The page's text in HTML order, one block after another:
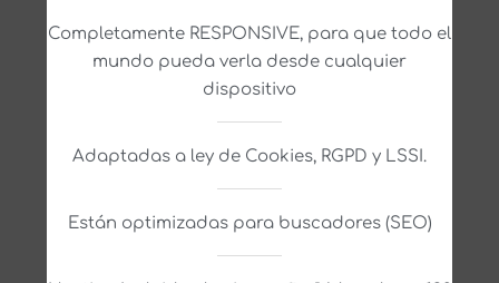
Completamente RESPONSIVE, para que todo el
mundo pueda verla desde cualquier
dispositivo
Adaptadas a ley de Cookies, RGPD y LSSI.
Están optimizadas para buscadores (SEO)